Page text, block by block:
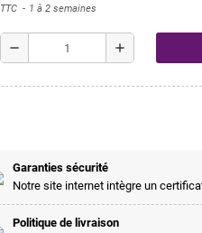
TTC 1 à 2 semaines
remove add
Garanties sécurité
Notre site internet intègre un
Politique de livraison